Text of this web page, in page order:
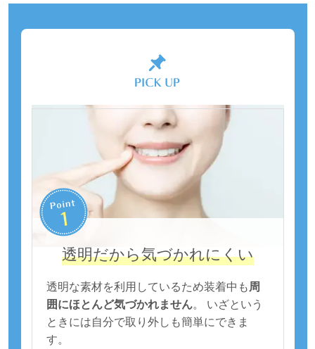
透明だから気づかれにくい
透明な素材を利用しているため装着中も 周
囲にほとんど気づかれません。 いざという
ときには自分で取り外しも簡単にできま
す。